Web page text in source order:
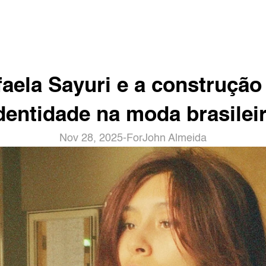
Sayuri e a construção
na moda
Nov 28, 2025- ForJohn Almeida